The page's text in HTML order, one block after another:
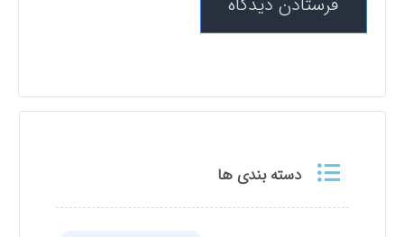
دسته بندی ها